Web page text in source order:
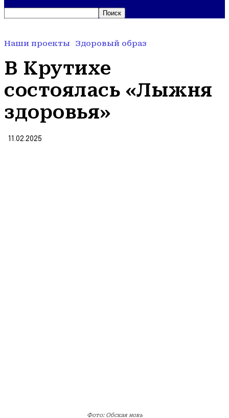
Наши проекты Здоровый образ
В Крутихе
состоялась «Лыжня
здоровья»
11.02.2025
Фото: Обская новь